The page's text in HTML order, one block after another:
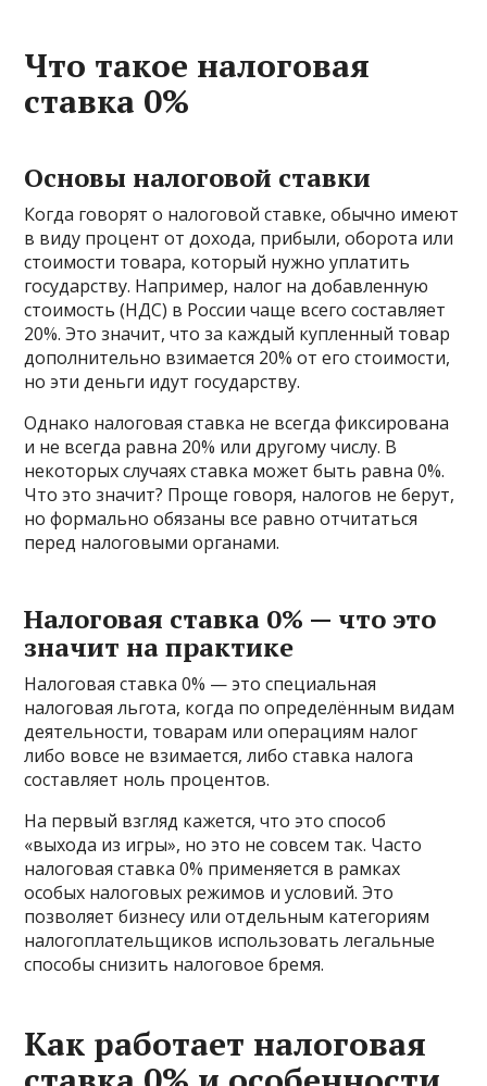
Что такое налоговая
ставка 0%
Основы налоговой ставки
Когда говорят о налоговой ставке, обычно имеют
в виду процент от дохода, прибыли, оборота или
стоимости товара, который нужно уплатить
государству. Например, налог на добавленную
стоимость (НДС) в России чаще всего составляет
20%. Это значит, что за каждый купленный товар
дополнительно взимается 20% от его стоимости,
но эти деньги идут государству.
Однако налоговая ставка не всегда фиксирована
и не всегда равна 20% или другому числу. В
некоторых случаях ставка может быть равна 0%.
Что это значит? Проще говоря, налогов не берут,
но формально обязаны все равно отчитаться
перед налоговыми органами.
Налоговая ставка 0% — что это
значит на практике
Налоговая ставка 0% — это специальная
налоговая льгота, когда по определённым видам
деятельности, товарам или операциям налог
либо вовсе не взимается, либо ставка налога
составляет ноль процентов.
На первый взгляд кажется, что это способ
«выхода из игры», но это не совсем так. Часто
налоговая ставка 0% применяется в рамках
особых налоговых режимов и условий. Это
позволяет бизнесу или отдельным категориям
налогоплательщиков использовать легальные
способы снизить налоговое бремя.
Как работает налоговая